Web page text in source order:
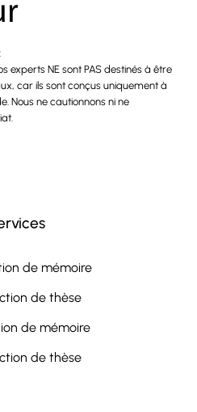
experts NE sont PAS destinés à être
car ils sont conçus uniquement à
Nous ne cautionnons ni ne
de mémoire
de thèse
de mémoire
de thèse